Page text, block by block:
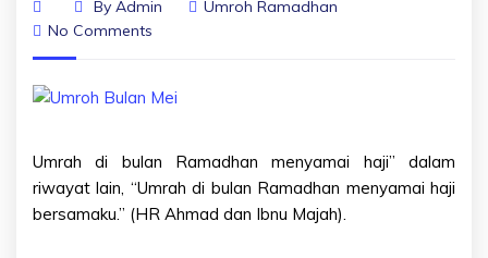
By Admin
Umroh Ramadhan
No Comments
Umrah di bulan Ramadhan menyamai haji” dalam
riwayat lain, “Umrah di bulan Ramadhan menyamai haji
bersamaku.” (HR Ahmad dan Ibnu Majah).